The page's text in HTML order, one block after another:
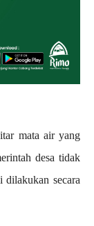
mata air yang
desa tidak
dilakukan secara